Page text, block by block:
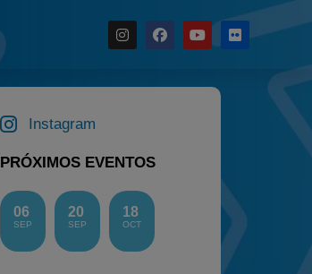
Campeonato
Instagram
PRÓXIMOS EVENTOS
06
SEP
20
SEP
18
OCT